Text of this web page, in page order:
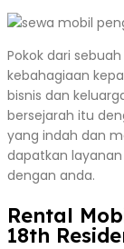
Pokok dari
kebahagiaan
bisnis dan
bersejarah itu
yang indah dan
dapatkan
dengan anda.
Rental
18th